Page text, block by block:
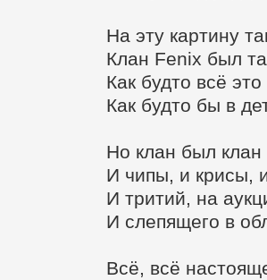
На эту картину
Клан Fenix был
Как будто всё
Как будто бы в
Но клан был
И чипы, и крисы,
И тритий, на
И слепящего в
Всё, всё